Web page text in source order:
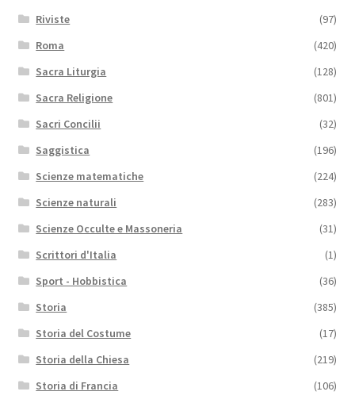
Riviste
(97)
Roma
(420)
Sacra Liturgia
(128)
Sacra Religione
(801)
Sacri Concilii
(32)
Saggistica
(196)
Scienze matematiche
(224)
Scienze naturali
(283)
Scienze Occulte e Massoneria
(31)
Scrittori d'Italia
(1)
Sport - Hobbistica
(36)
Storia
(385)
Storia del Costume
(17)
Storia della Chiesa
(219)
Storia di Francia
(106)